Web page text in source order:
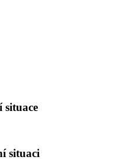
situace
situaci